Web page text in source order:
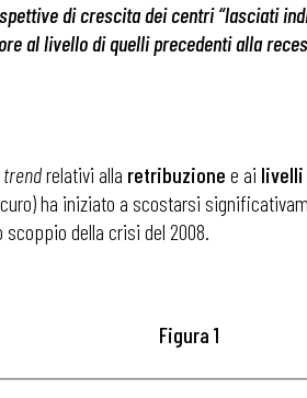
di crescita dei centri “lasciati
al livello di quelli precedenti alla
trendrelativi alla retribuzione e ai
ha iniziato a scostarsi
della crisi del 2008.
Figura 1